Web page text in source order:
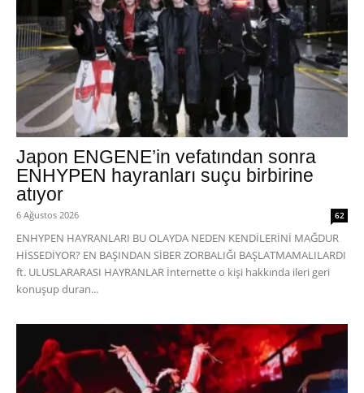
Japon ENGENE’in vefatından sonra
ENHYPEN hayranları suçu birbirine
atıyor
6 Ağustos 2026 62
ENHYPEN HAYRANLARI BU OLAYDA NEDEN KENDİLERİNİ MAĞDUR
HİSSEDİYOR? EN BAŞINDAN SİBER ZORBALIĞI BAŞLATMAMALILARDI
ft. ULUSLARARASI HAYRANLAR İnternette o kişi hakkında ileri geri
konuşup duran...